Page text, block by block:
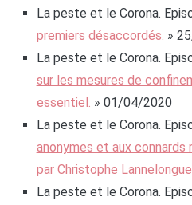
La peste et le Corona.
premiers désaccordés. »
La peste et le Corona.
sur les mesures de
essentiel. » 01/04/2020
La peste et le Corona.
anonymes et aux connards
par Christophe Lannelongue.
La peste et le Corona.